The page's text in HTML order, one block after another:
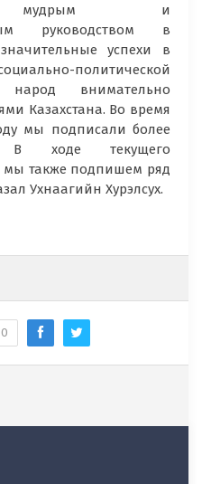
мудрым и
руководством в
успехи в
политической
внимательно
Казахстана. Во время
мы подписали более
В ходе текущего
мы также подпишем ряд
Ухнаагийн Хурэлсух.
0